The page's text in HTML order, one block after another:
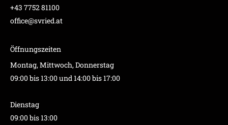
+43 7752 81100
office@svried.at
Öffnungszeiten
Montag, Mittwoch, Donnerstag
09:00 bis 13:00 und 14:00 bis 17:00
Dienstag
09:00 bis 13:00